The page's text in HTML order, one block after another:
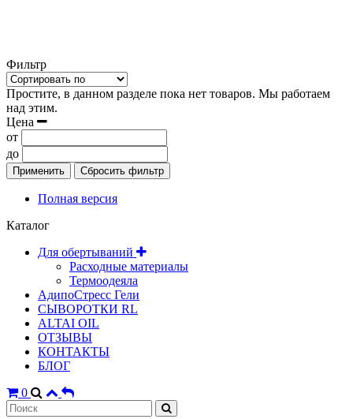
Фильтр
Простите, в данном разделе пока нет товаров. Мы работаем
над этим.
Цена
от
до
Применить Сбросить фильтр
Полная версия
Каталог
Для обертываний
Расходные материалы
Термоодеяла
АдипоСтресс Гели
СЫВОРОТКИ RL
ALTAI OIL
ОТЗЫВЫ
КОНТАКТЫ
БЛОГ
0